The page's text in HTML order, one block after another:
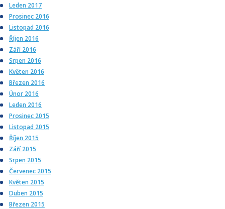
Leden 2017
Prosinec 2016
Listopad 2016
Říjen 2016
Září 2016
Srpen 2016
Květen 2016
Březen 2016
Únor 2016
Leden 2016
Prosinec 2015
Listopad 2015
Říjen 2015
Září 2015
Srpen 2015
Červenec 2015
Květen 2015
Duben 2015
Březen 2015